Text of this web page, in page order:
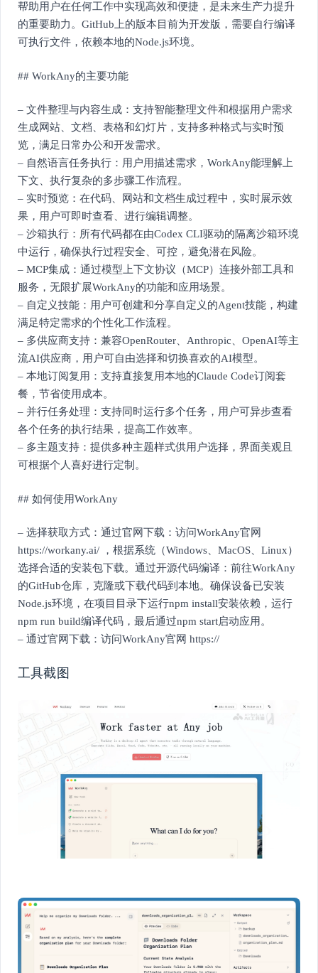
帮助用户在任何工作中实现高效和便捷，是未来生产力提升
的重要助力。GitHub上的版本目前为开发版，需要自行编译
可执行文件，依赖本地的Node.js环境。
## WorkAny的主要功能
– 文件整理与内容生成：支持智能整理文件和根据用户需求
生成网站、文档、表格和幻灯片，支持多种格式与实时预
览，满足日常办公和开发需求。
– 自然语言任务执行：用户用描述需求，WorkAny能理解上
下文、执行复杂的多步骤工作流程。
– 实时预览：在代码、网站和文档生成过程中，实时展示效
果，用户可即时查看、进行编辑调整。
– 沙箱执行：所有代码都在由Codex CLI驱动的隔离沙箱环境
中运行，确保执行过程安全、可控，避免潜在风险。
– MCP集成：通过模型上下文协议（MCP）连接外部工具和
服务，无限扩展WorkAny的功能和应用场景。
– 自定义技能：用户可创建和分享自定义的Agent技能，构建
满足特定需求的个性化工作流程。
– 多供应商支持：兼容OpenRouter、Anthropic、OpenAI等主
流AI供应商，用户可自由选择和切换喜欢的AI模型。
– 本地订阅复用：支持直接复用本地的Claude Code订阅套
餐，节省使用成本。
– 并行任务处理：支持同时运行多个任务，用户可异步查看
各个任务的执行结果，提高工作效率。
– 多主题支持：提供多种主题样式供用户选择，界面美观且
可根据个人喜好进行定制。
## 如何使用WorkAny
– 选择获取方式：通过官网下载：访问WorkAny官网
https://workany.ai/ ，根据系统（Windows、MacOS、Linux）
选择合适的安装包下载。通过开源代码编译：前往WorkAny
的GitHub仓库，克隆或下载代码到本地。确保设备已安装
Node.js环境，在项目目录下运行npm install安装依赖，运行
npm run build编译代码，最后通过npm start启动应用。
– 通过官网下载：访问WorkAny官网 https://
工具截图